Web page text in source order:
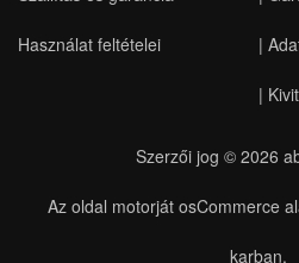
Használat feltételei |
|
Szerzői jog © 2026
Az oldal motorját osCommerce
karban.